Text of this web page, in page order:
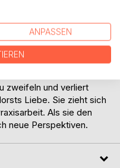
seine narzisstische
Schlüssel zu seinem
dort ein und aus. Mit
die Beziehung von
zweifeln und verliert
Liebe. Sie zieht sich
Als sie den
neue Perspektiven.
ANPASSEN